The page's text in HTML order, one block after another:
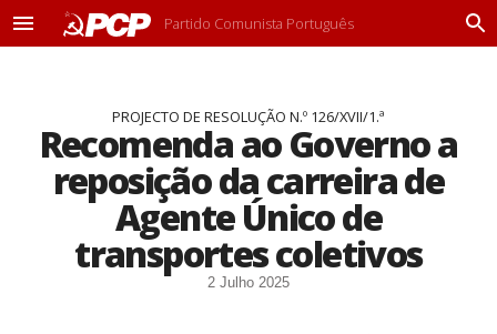
M
Partido Comunista Português
P
PROJECTO DE RESOLUÇÃO N.º 126/XVII/1.ª
Recomenda ao Governo a
reposição da carreira de
Agente Único de
transportes coletivos
2 Julho 2025